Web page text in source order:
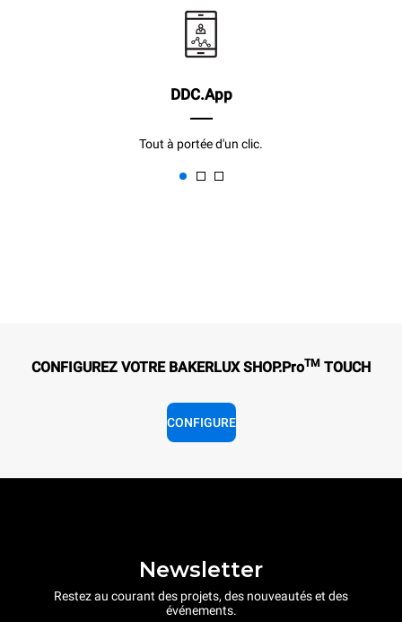
DDC.App
Tout à portée d'un clic.
CONFIGUREZ VOTRE BAKERLUX SHOP.ProTM TOUCH
CONFIGURE
Newsletter
Restez au courant des projets, des nouveautés et des
événements.